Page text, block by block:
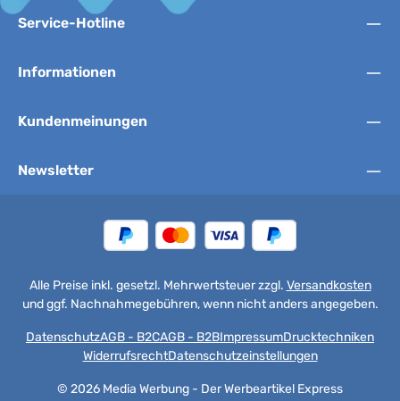
Service-Hotline
Informationen
Kundenmeinungen
Newsletter
Alle Preise inkl. gesetzl. Mehrwertsteuer zzgl. Versandkosten
und ggf. Nachnahmegebühren, wenn nicht anders angegeben.
© 2026 Media Werbung - Der Werbeartikel Express
DatenschutzAGB - B2CAGB - B2BImpressumDrucktechniken
WiderrufsrechtDatenschutzeinstellungen